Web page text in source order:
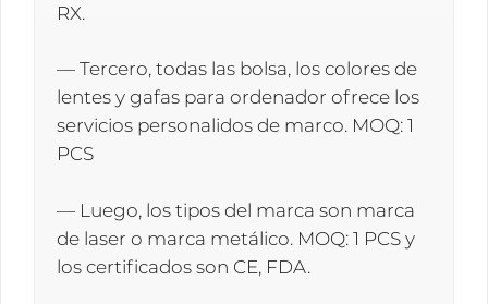
RX.
— Tercero, todas las bolsa, los colores de
lentes y gafas para ordenador ofrece los
servicios personalidos de marco. MOQ: 1
PCS
— Luego, los tipos del marca son marca
de laser o marca metálico. MOQ: 1 PCS y
los certificados son CE, FDA.